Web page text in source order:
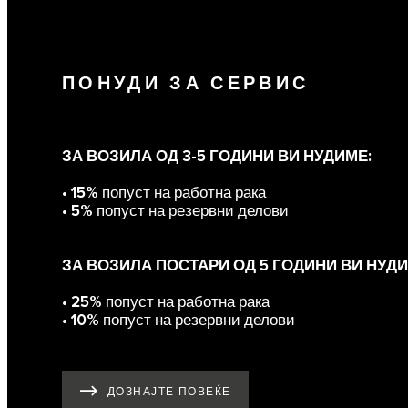
ПОНУДИ ЗА СЕРВИС
ЗА ВОЗИЛА ОД 3-5 ГОДИНИ ВИ НУДИМЕ:
• 15% попуст на работна рака
• 5% попуст на резервни делови
ЗА ВОЗИЛА ПОСТАРИ ОД 5 ГОДИНИ ВИ
• 25% попуст на работна рака
• 10% попуст на резервни делови
ДОЗНАЈТЕ ПОВЕЌЕ